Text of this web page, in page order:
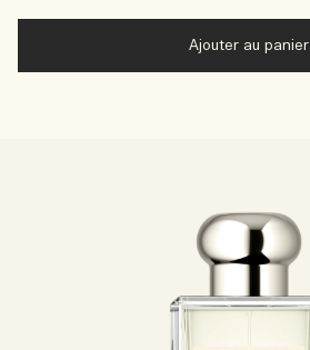
Ajouter au panier